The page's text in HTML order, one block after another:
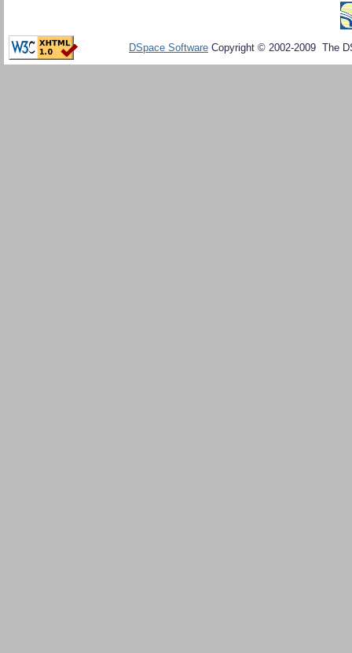
DSpace Software Copyright © 2002-2009 The